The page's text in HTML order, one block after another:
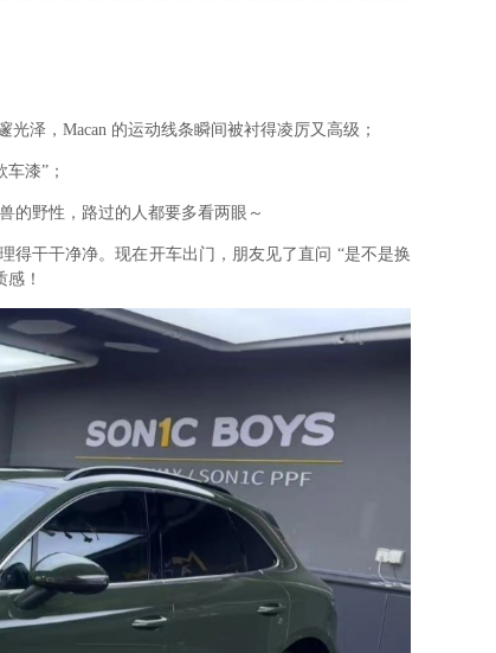
泽，Macan 的运动线条瞬间被衬得凌厉又高级；
漆”；
的野性，路过的人都要多看两眼～
得干干净净。现在开车出门，朋友见了直问 “是不是换
！